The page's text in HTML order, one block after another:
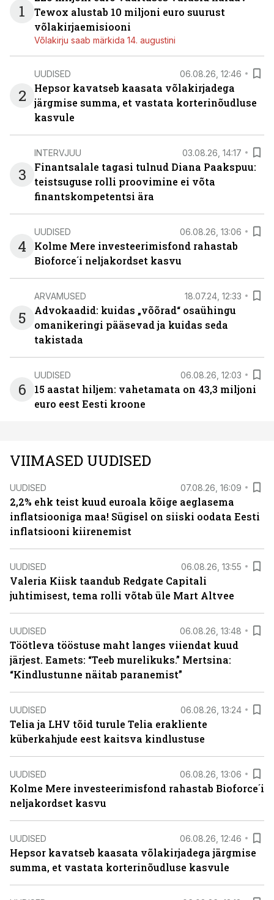
1
Tewox alustab 10 miljoni euro suurust
võlakirjaemisiooni
Võlakirju saab märkida 14. augustini
2
UUDISED 06.08.26, 12:46
Hepsor kavatseb kaasata võlakirjadega
järgmise summa, et vastata korterinõudluse
kasvule
3
INTERVJUU 03.08.26, 14:17
Finantsalale tagasi tulnud Diana Paakspuu:
teistsuguse rolli proovimine ei võta
finantskompetentsi ära
4
UUDISED 06.08.26, 13:06
Kolme Mere investeerimisfond rahastab
Bioforce´i neljakordset kasvu
5
ARVAMUSED 18.07.24, 12:33
Advokaadid: kuidas „võõrad“ osaühingu
omanikeringi pääsevad ja kuidas seda
takistada
6
UUDISED 06.08.26, 12:03
15 aastat hiljem: vahetamata on 43,3 miljoni
euro eest Eesti kroone
VIIMASED UUDISED
UUDISED 07.08.26, 16:09
2,2% ehk teist kuud euroala kõige aeglasema
inflatsiooniga maa! Sügisel on siiski oodata Eesti
inflatsiooni kiirenemist
UUDISED 06.08.26, 13:55
Valeria Kiisk taandub Redgate Capitali
juhtimisest, tema rolli võtab üle Mart Altvee
UUDISED 06.08.26, 13:48
Töötleva tööstuse maht langes viiendat kuud
järjest. Eamets: “Teeb murelikuks.” Mertsina:
“Kindlustunne näitab paranemist”
UUDISED 06.08.26, 13:24
Telia ja LHV tõid turule Telia erakliente
küberkahjude eest kaitsva kindlustuse
UUDISED 06.08.26, 13:06
Kolme Mere investeerimisfond rahastab Bioforce´i
neljakordset kasvu
UUDISED 06.08.26, 12:46
Hepsor kavatseb kaasata võlakirjadega järgmise
summa, et vastata korterinõudluse kasvule